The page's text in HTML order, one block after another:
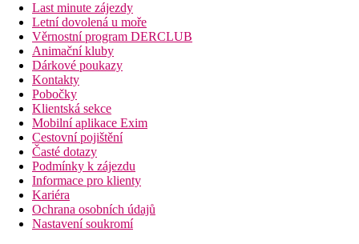
Last minute zájezdy
Letní dovolená u moře
Věrnostní program DERCLUB
Animační kluby
Dárkové poukazy
Kontakty
Pobočky
Klientská sekce
Mobilní aplikace Exim
Cestovní pojištění
Časté dotazy
Podmínky k zájezdu
Informace pro klienty
Kariéra
Ochrana osobních údajů
Nastavení soukromí